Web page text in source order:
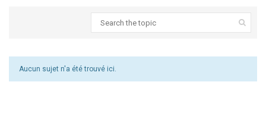
Aucun sujet n'a été trouvé ici.